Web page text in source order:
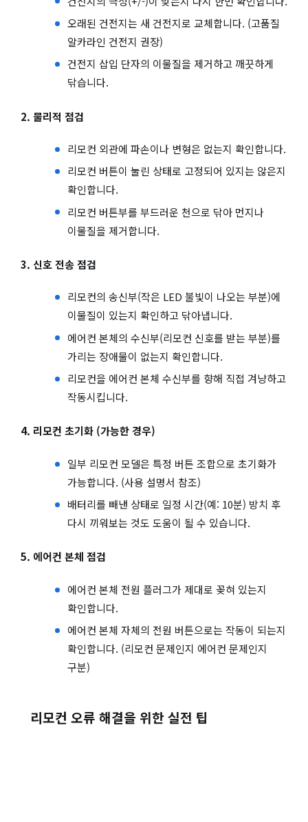
오래된 건전지는 새 건전지로 교체합니다. (고품질
알카라인 건전지 권장)
건전지 삽입 단자의 이물질을 제거하고 깨끗하게
닦습니다.
2. 물리적 점검
리모컨 외관에 파손이나 변형은 없는지 확인합니다.
리모컨 버튼이 눌린 상태로 고정되어 있지는 않은지
확인합니다.
리모컨 버튼부를 부드러운 천으로 닦아 먼지나
이물질을 제거합니다.
3. 신호 전송 점검
리모컨의 송신부(작은 LED 불빛이 나오는 부분)에
이물질이 있는지 확인하고 닦아냅니다.
에어컨 본체의 수신부(리모컨 신호를 받는 부분)를
가리는 장애물이 없는지 확인합니다.
리모컨을 에어컨 본체 수신부를 향해 직접 겨냥하고
작동시킵니다.
4. 리모컨 초기화 (가능한 경우)
일부 리모컨 모델은 특정 버튼 조합으로 초기화가
가능합니다. (사용 설명서 참조)
배터리를 빼낸 상태로 일정 시간(예: 10분) 방치 후
다시 끼워보는 것도 도움이 될 수 있습니다.
5. 에어컨 본체 점검
에어컨 본체 전원 플러그가 제대로 꽂혀 있는지
확인합니다.
에어컨 본체 자체의 전원 버튼으로는 작동이 되는지
확인합니다. (리모컨 문제인지 에어컨 문제인지
구분)
리모컨 오류 해결을 위한 실전 팁